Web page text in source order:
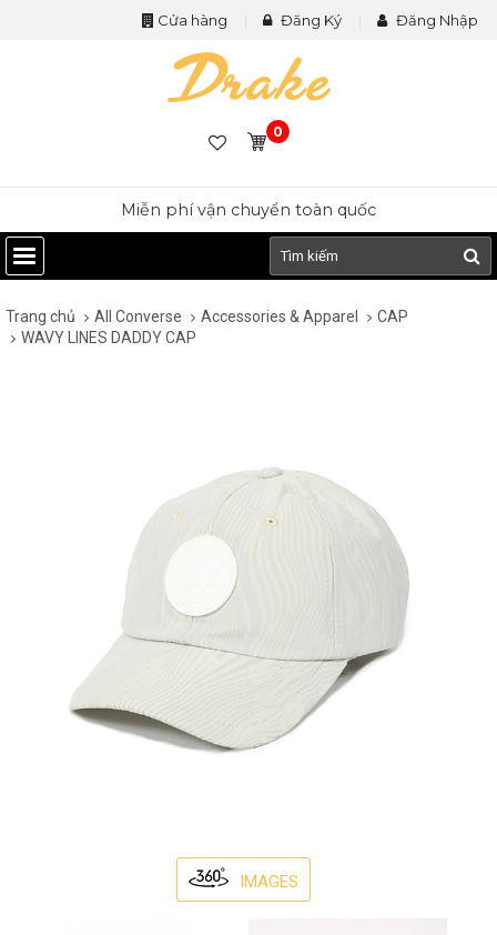
Cửa hàng Đăng Ký Đăng Nhập
0
Miễn phí vận chuyển toàn quốc
Trang chủ All Converse Accessories & Apparel
CAP
WAVY LINES DADDY CAP
IMAGES